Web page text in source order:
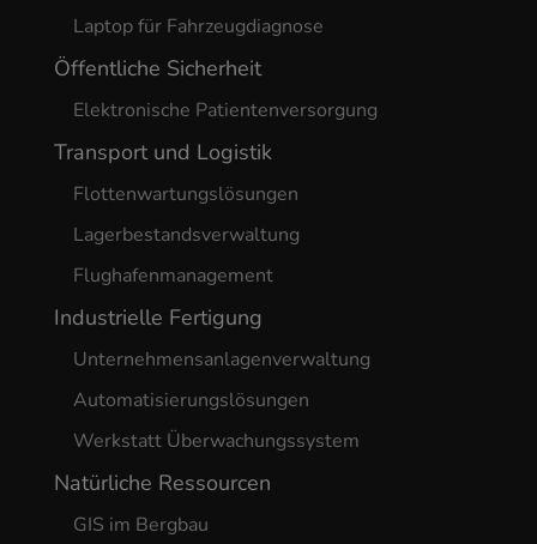
Laptop für Fahrzeugdiagnose
Öffentliche Sicherheit
Elektronische Patientenversorgung
Transport und Logistik
Flottenwartungslösungen
Lagerbestandsverwaltung
Flughafenmanagement
Industrielle Fertigung
Unternehmensanlagenverwaltung
Automatisierungslösungen
Werkstatt Überwachungssystem
Natürliche Ressourcen
GIS im Bergbau